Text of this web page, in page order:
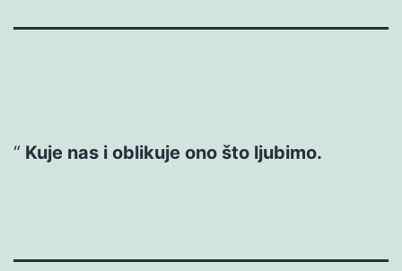
Kuje nas i oblikuje ono što ljubimo.